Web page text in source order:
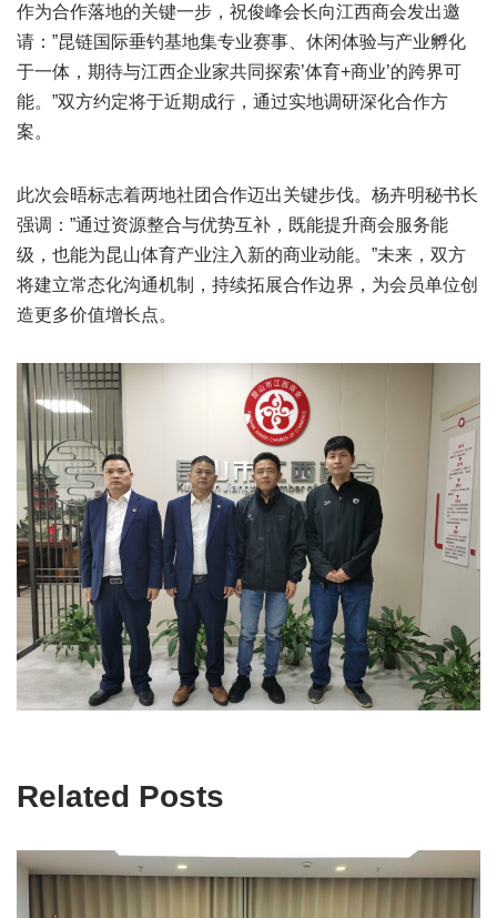
作为合作落地的关键一步，祝俊峰会长向江西商会发出邀
请：”昆链国际垂钓基地集专业赛事、休闲体验与产业孵化
于一体，期待与江西企业家共同探索’体育+商业’的跨界可
能。”双方约定将于近期成行，通过实地调研深化合作方
案。
此次会晤标志着两地社团合作迈出关键步伐。杨卉明秘书长
强调：”通过资源整合与优势互补，既能提升商会服务能
级，也能为昆山体育产业注入新的商业动能。”未来，双方
将建立常态化沟通机制，持续拓展合作边界，为会员单位创
造更多价值增长点。
Related Posts